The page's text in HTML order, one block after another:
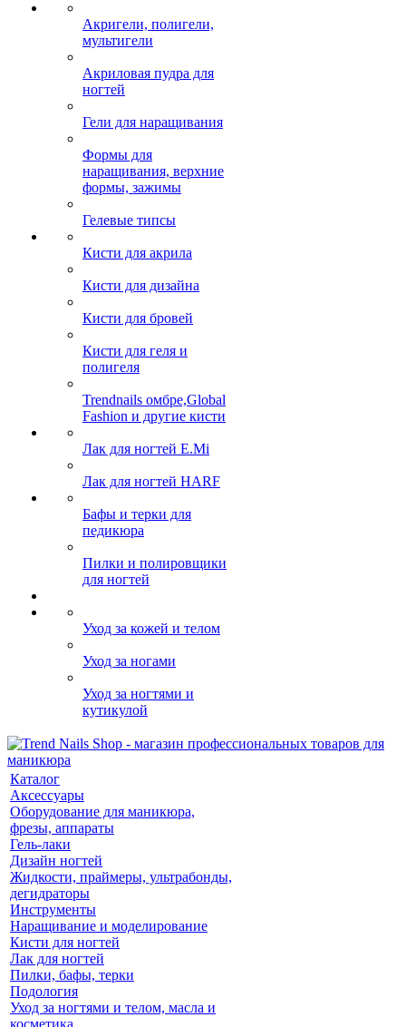
Акригели, полигели,
мультигели
Акриловая пудра для
ногтей
Гели для наращивания
Формы для
наращивания, верхние
формы, зажимы
Гелевые типсы
Кисти для акрила
Кисти для дизайна
Кисти для бровей
Кисти для геля и
полигеля
Trendnails омбре,Global
Fashion и другие кисти
Лак для ногтей E.Mi
Лак для ногтей HARF
Бафы и терки для
педикюра
Пилки и полировщики
для ногтей
Уход за кожей и телом
Уход за ногами
Уход за ногтями и
кутикулой
Каталог
Аксессуары
Оборудование для маникюра,
фрезы, аппараты
Гель-лаки
Дизайн ногтей
Жидкости, праймеры, ультрабонды,
дегидраторы
Инструменты
Наращивание и моделирование
Кисти для ногтей
Лак для ногтей
Пилки, бафы, терки
Подология
Уход за ногтями и телом, масла и
косметика